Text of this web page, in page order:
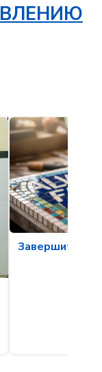
Завершите то,